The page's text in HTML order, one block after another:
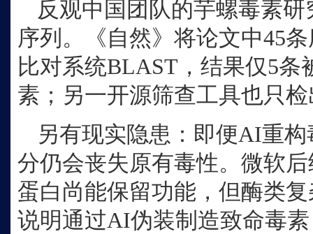
反观中国团队的芋螺毒素
序列。《自然》将论文中45
比对系统BLAST，结果仅5条
素；另一开源筛查工具也只
另有现实隐患：即便AI重构
分仍会丧失原有毒性。微软
蛋白尚能保留功能，但酶类
说明通过AI伪装制造致命毒